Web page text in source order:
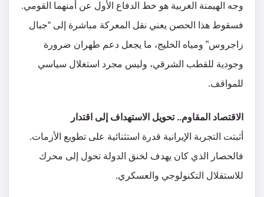
وجه الهيمنة الغربية هو خط الدفاع الأول عن أمنهما القومي.
فسقوط هذا الحصن يعني نقل المعركة مباشرة إلى “جبال
زاجروس” ومياه الخليج، ما يجعل دعم طهران ضرورة
وجودية للقطب الشرقي، وليس مجرد استغلال سياسي
للمواقف.
​الاقتصاد المقاوم.. تحويل الاستهداف إلى اقتدار
​أثبتت التجربة الإيرانية قدرة استثنائية على تطويع الأزمات.
فالحصار الذي كان يهدف لخنق الدولة تحول إلى محرك
للاستقلال التكنولوجي والعسكري.